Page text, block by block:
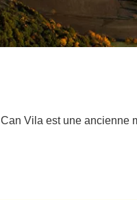
Can Vila est une ancienne